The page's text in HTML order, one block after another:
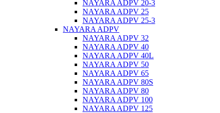
NAYARA ADPV 20-3
NAYARA ADPV 25
NAYARA ADPV 25-3
NAYARA ADPV
NAYARA ADPV 32
NAYARA ADPV 40
NAYARA ADPV 40L
NAYARA ADPV 50
NAYARA ADPV 65
NAYARA ADPV 80S
NAYARA ADPV 80
NAYARA ADPV 100
NAYARA ADPV 125